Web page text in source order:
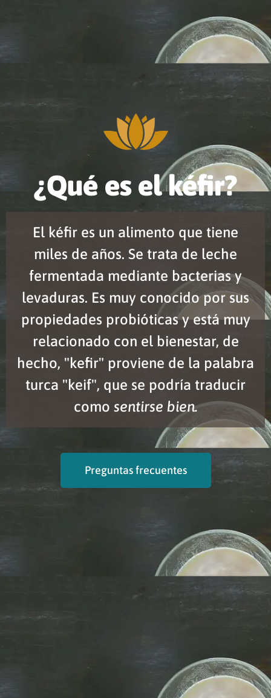
¿Qué es el kéfir?
El kéfir es un alimento que tiene
miles de años. Se trata de leche
fermentada mediante bacterias y
levaduras. Es muy conocido por sus
propiedades probióticas y está muy
relacionado con el bienestar, de
hecho, "kefir" proviene de la palabra
turca "keif", que se podría traducir
como sentirse bien.
Preguntas frecuentes